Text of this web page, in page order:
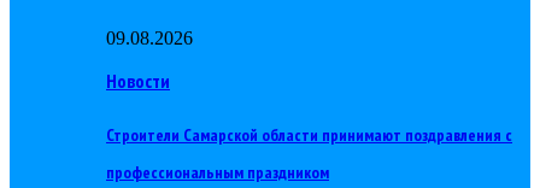
09.08.2026
Новости
Строители Самарской области принимают поздравления с
профессиональным праздником